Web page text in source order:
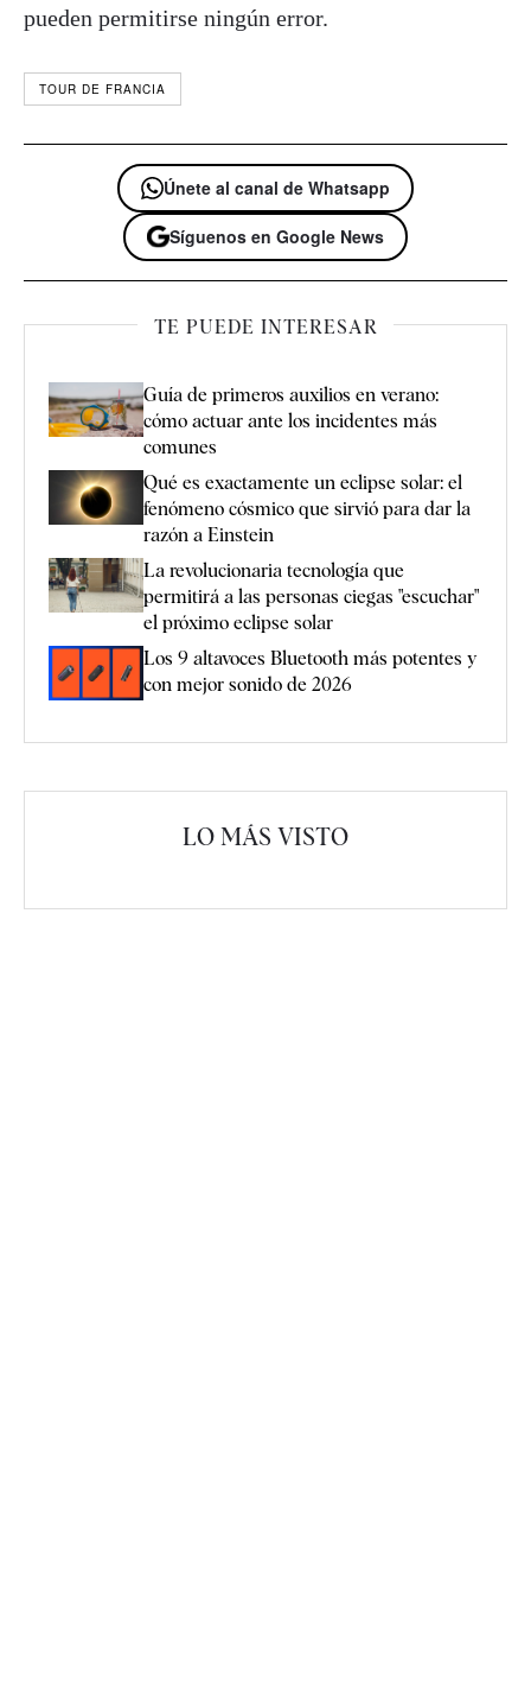
pueden permitirse ningún error.
TOUR DE FRANCIA
Únete al canal de Whatsapp
Síguenos en Google News
TE PUEDE INTERESAR
Guía de primeros auxilios en verano:
cómo actuar ante los incidentes más
comunes
Qué es exactamente un eclipse solar: el
fenómeno cósmico que sirvió para dar la
razón a Einstein
La revolucionaria tecnología que
permitirá a las personas ciegas "escuchar"
el próximo eclipse solar
Los 9 altavoces Bluetooth más potentes y
con mejor sonido de 2026
LO MÁS VISTO